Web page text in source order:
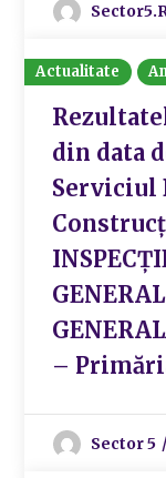
Actualitate
din data
Serviciul
–
Sector 5